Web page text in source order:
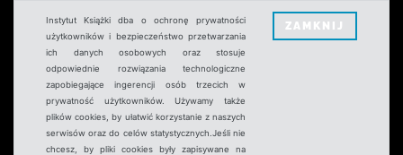
Instytut Książki dba o ochronę prywatności
użytkowników i bezpieczeństwo przetwarzania
ich danych osobowych oraz stosuje
odpowiednie rozwiązania technologiczne
zapobiegające ingerencji osób trzecich w
prywatność użytkowników. Używamy także
plików cookies, by ułatwić korzystanie z naszych
serwisów oraz do celów statystycznych.Jeśli nie
chcesz, by pliki cookies były zapisywane na
ZAMKNIJ